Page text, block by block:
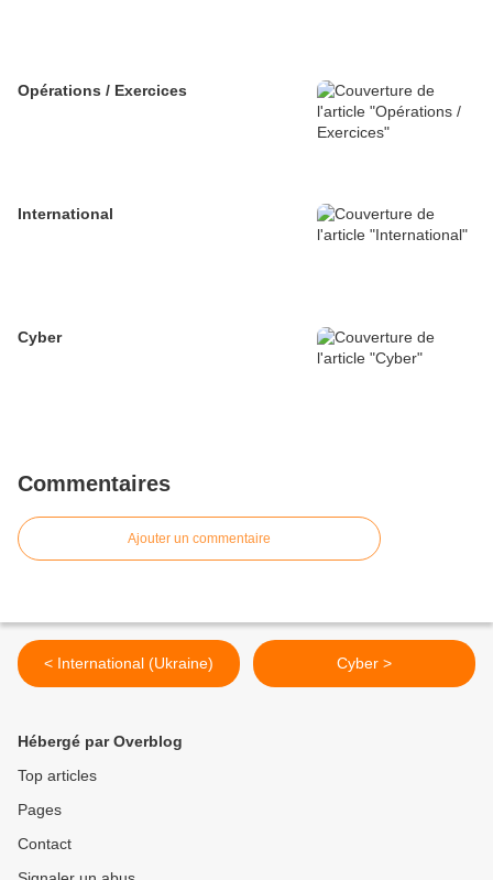
Opérations / Exercices
International
Cyber
Commentaires
Ajouter un commentaire
< International (Ukraine) Cyber >
Hébergé par Overblog
Top articles
Pages
Contact